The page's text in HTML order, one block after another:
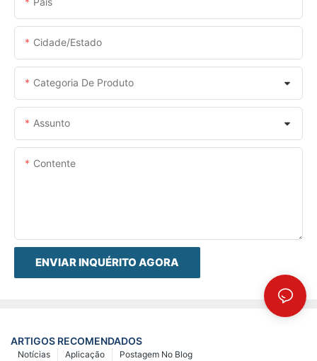
Cidade/estado
Categoria De Produto
Assunto
Contente
ENVIAR INQUÉRITO AGORA
ARTIGOS RECOMENDADOS
Postagem No Blog
Aplicação
Notícias